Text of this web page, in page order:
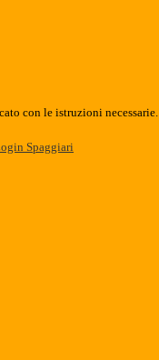
con le istruzioni necessarie.
Spaggiari